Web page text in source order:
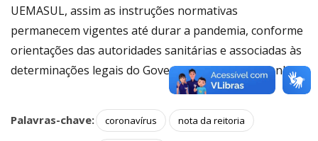
UEMASUL, assim as instruções normativas
permanecem vigentes até durar a pandemia, conforme
orientações das autoridades sanitárias e associadas às
determinações legais do Governo do Estado Maranhão.
Palavras-chave: coronavírus nota da reitoria